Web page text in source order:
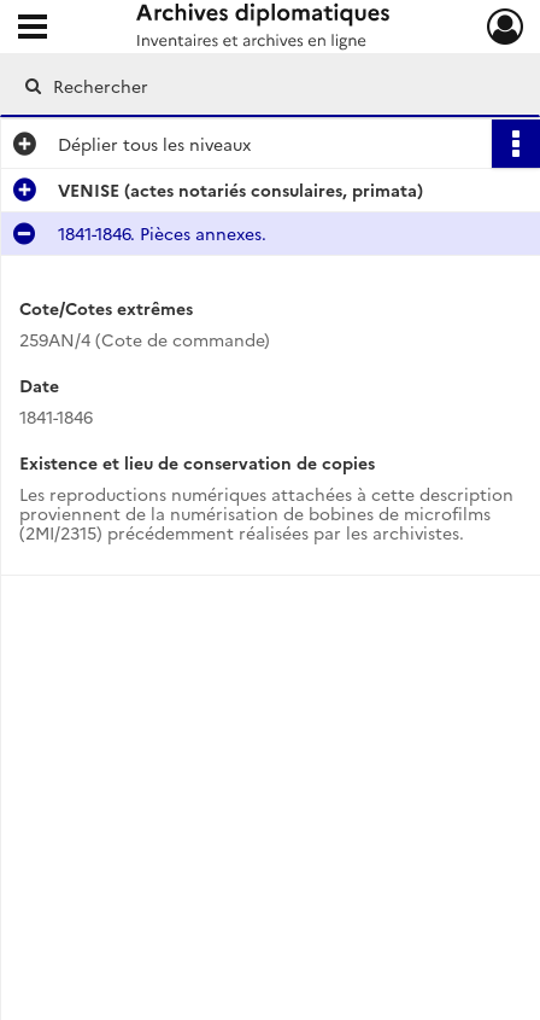
Archives diplomatiques
Ouvrir le menu déroulant
Déplier tous les niveaux
VENISE (actes notariés consulaires, primata)
1841-1846. Pièces annexes.
Cote/Cotes extrêmes
259AN/4 (Cote de commande)
Date
1841-1846
Existence et lieu de conservation de copies
Les reproductions numériques attachées à cette description
proviennent de la numérisation de bobines de microfilms
(2MI/2315) précédemment réalisées par les archivistes.